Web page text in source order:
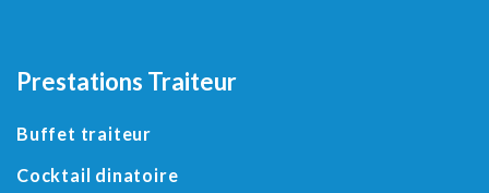
Prestations Traiteur
Buffet traiteur
Cocktail dinatoire